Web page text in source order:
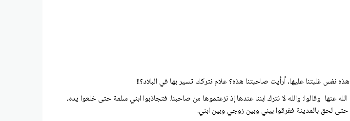
نفس غلبتنا عليها، أرأيت صاحبتنا هذه؟ علام نتركك تسير بها في البلاد؟!!
وقالوا: والله لا نترك ابننا عندها إذ نزعتموها من صاحبنا. فتجاذبوا ابني سلمة حتی خلعوا يده،
لحق بالمدينة ففرقوا بيني وبين زوجي وبين ابني.